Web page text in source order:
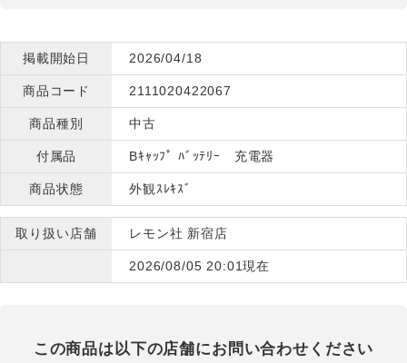
掲載開始日 2026/04/18
商品コード 2111020422067
商品種別 中古
付属品 Bｷｬｯﾌﾟ ﾊﾞｯﾃﾘｰ 充電器
商品状態 外観ｽﾚｷｽﾞ
取り扱い店舗 レモン社 新宿店
2026/08/05 20:01現在
この商品は以下の店舗にお問い合わせください